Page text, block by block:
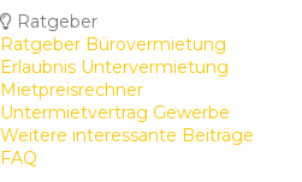
Ratgeber
Ratgeber Bürovermietung
Erlaubnis Untervermietung
Mietpreisrechner
Untermietvertrag Gewerbe
Weitere interessante Beiträge
FAQ